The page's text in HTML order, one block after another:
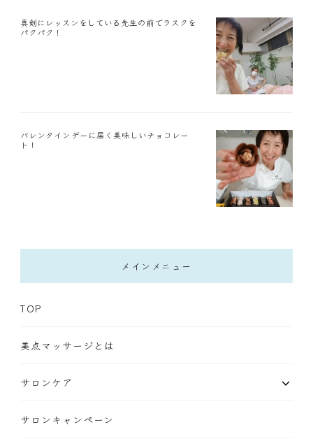
真剣にレッスンをしている先生の前でラスクを
パクパク！
バレンタインデーに届く美味しいチョコレー
ト！
メインメニュー
TOP
美点マッサージとは
サロンケア
サロンキャンペーン